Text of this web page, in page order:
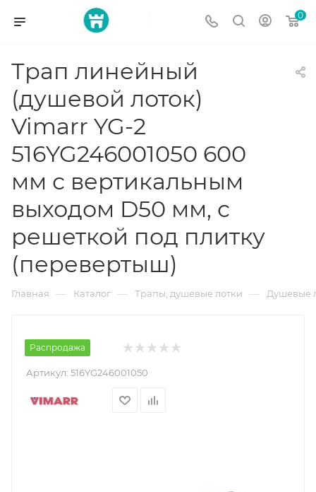
0
Трап линейный
(душевой лоток)
Vimarr YG-2
516YG246001050 600
мм с вертикальным
выходом D50 мм, с
решеткой под плитку
(перевертыш)
Главная — Каталог — Трапы, душевые лотки — Душевые
Распродажа
Артикул: 516YG246001050